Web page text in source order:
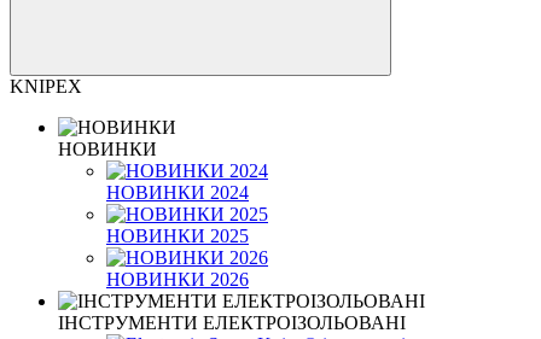
KNIPEX
НОВИНКИ
НОВИНКИ 2024
НОВИНКИ 2025
НОВИНКИ 2026
ІНСТРУМЕНТИ ЕЛЕКТРОІЗОЛЬОВАНІ